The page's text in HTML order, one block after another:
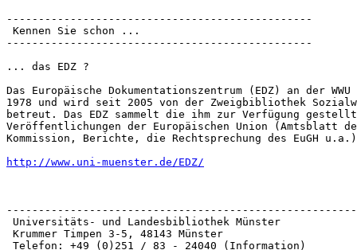
------------------------------------------------
Kennen Sie schon ...
------------------------------------------------
... das EDZ ?
Das Europäische Dokumentationszentrum (EDZ) an der
1978 und wird seit 2005 von der Zweigbibliothek
betreut. Das EDZ sammelt die ihm zur Verfügung
Veröffentlichungen der Europäischen Union (Amtsblatt
Kommission, Berichte, die Rechtsprechung des EuGH u.a.)
http://www.uni-muenster.de/EDZ/
Universitäts- und Landesbibliothek Münster
Krummer Timpen 3-5, 48143 Münster
Telefon: +49 (0)251 / 83 - 24040 (Information)